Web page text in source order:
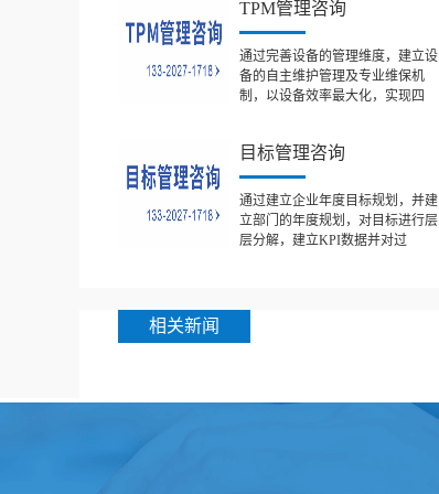
TPM管理咨询
通过完善设备的管理维度，建立设
备的自主维护管理及专业维保机
制，以设备效率最大化，实现四
目标管理咨询
通过建立企业年度目标规划，并建
立部门的年度规划，对目标进行层
层分解，建立KPI数据并对过
相关新闻